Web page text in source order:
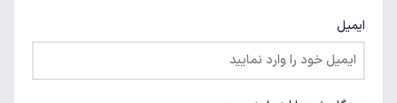
ایمیل